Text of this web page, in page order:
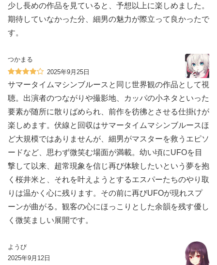
少し長めの作品を見ていると、予想以上に楽しめました。
期待していなかった分、細男の魅力が際立って良かったで
す。
つかまる
2025年9月25日
サマータイムマシンブルースと同じ世界観の作品として視
聴。出演者のつながりや撮影地、カッパの小ネタといった
要素が随所に散りばめられ、前作を彷彿とさせる仕掛けが
楽しめます。伏線と回収はサマータイムマシンブルースほ
ど大規模ではありませんが、細男がマスターを救うエピソ
ードなど、思わず微笑む場面が満載。幼い頃にUFOを目
撃して以来、超常現象を信じ再び体験したいという夢を抱
く桜井米と、それを叶えようとするエスパーたちのやり取
りは温かく心に残ります。その前に再びUFOが現れスプ
ーンが曲がる。観客の心にほっこりとした余韻を残す優し
く微笑ましい展開です。
ようび
2025年9月12日